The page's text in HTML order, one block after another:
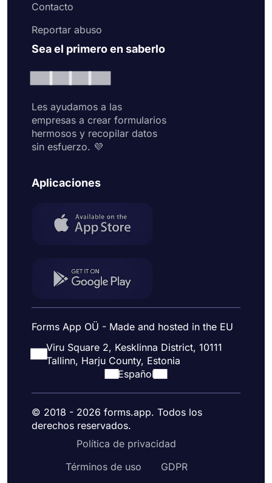
Contacto
Reportar abuso
Sea el primero en saberlo
Les ayudamos a las
empresas a crear formularios
hermosos y recopilar datos
sin esfuerzo. 💜
Aplicaciones
Forms App OÜ - Made and hosted in the EU
Viru Square 2, Kesklinna District, 10111
Tallinn, Harju County, Estonia
Español
© 2018 - 2026 forms.app. Todos los
derechos reservados.
Política de privacidad
Términos de uso
GDPR